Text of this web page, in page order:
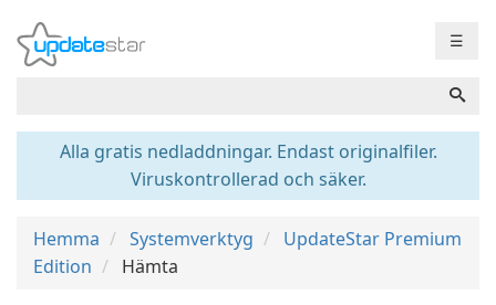
☰
Alla gratis nedladdningar. Endast originalfiler.
Viruskontrollerad och säker.
Hemma Systemverktyg
UpdateStar Premium
Edition
Hämta